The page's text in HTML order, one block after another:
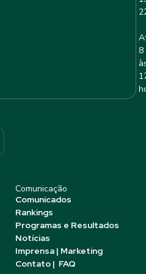
8
Comunicação
Comunicados
Rankings
Programas e Resultados
Notícias
Imprensa | Marketing
Contato | FAQ